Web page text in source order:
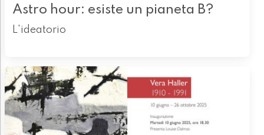
Astro hour: esiste un pianeta B?
L'ideatorio